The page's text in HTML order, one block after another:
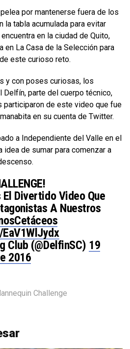
pelea por mantenerse fuera de los
tabla acumulada para evitar
en la ciudad de Quito,
en La Casa de la Selección para
este curioso reto.
y con poses curiosas, los
parte del cuerpo técnico,
participaron de este video que fue
en su cuenta de Twitter.
a Independiente del Valle en el
idea de sumar para comenzar a
Divertido Video Que
A Nuestros
Club (@DelfinSC) 19
2016
Challenge